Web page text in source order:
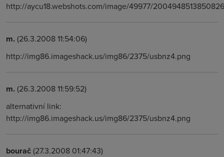
http://aycu18.webshots.com/image/49977/
m. (26.3.2008 11:54:06)
http://img86.imageshack.us/img86/2375/usbnz4.png
m. (26.3.2008 11:59:52)
alternativní link:
http://img86.imageshack.us/img86/2375/usbnz4.png
bourač(27.3.2008 01:47:43)